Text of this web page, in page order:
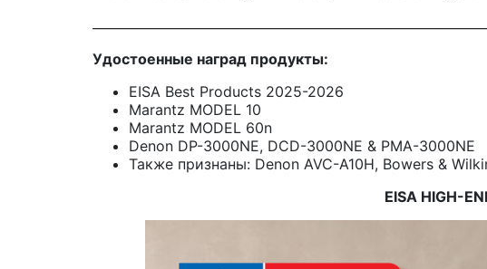
Удостоенные наград продукты:
EISA Best Products 2025-2026
Marantz MODEL 10
Marantz MODEL 60n
Denon DP-3000NE, DCD-3000NE & PMA-3000NE
Также признаны: Denon AVC-A10H, Bowers &
EISA HIGH-